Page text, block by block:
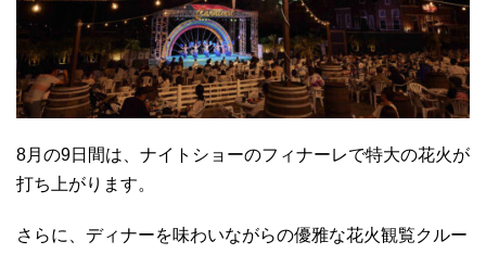
8月の9日間は、ナイトショーのフィナーレで特大の花火が
打ち上がります。
さらに、ディナーを味わいながらの優雅な花火観覧クルー